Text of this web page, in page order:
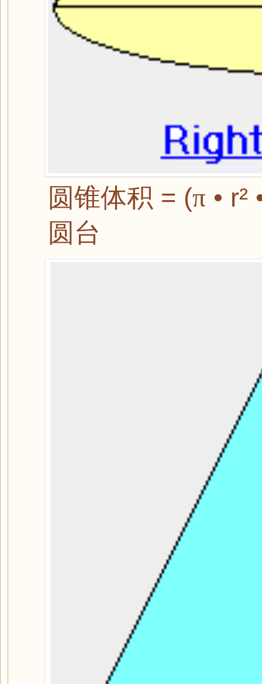
圆锥体积 = (π • r²
圆台